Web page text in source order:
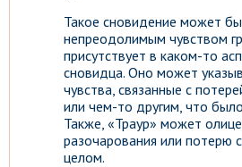
Такое сновидение может
непреодолимым чувством
присутствует в каком-то
сновидца. Оно может
чувства, связанные с
или чем-то другим, что
Также, «Траур» может
разочарования или потерю
целом.